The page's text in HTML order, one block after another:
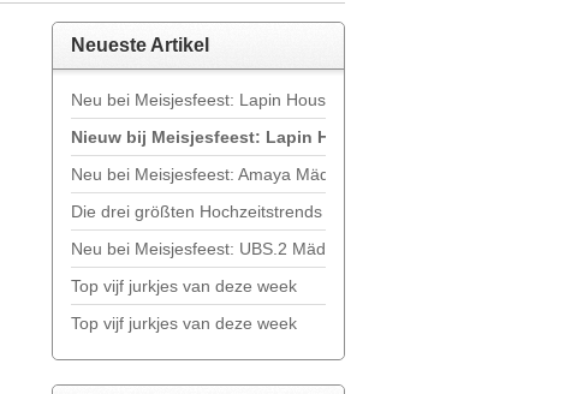
Neueste Artikel
Neu bei Meisjesfeest: Lapin House
Nieuw bij Meisjesfeest: Lapin House
Neu bei Meisjesfeest: Amaya Mädchenbekleidung
Die drei größten Hochzeitstrends für 2019
Neu bei Meisjesfeest: UBS.2 Mädchenbekleidung!
Top vijf jurkjes van deze week
Top vijf jurkjes van deze week